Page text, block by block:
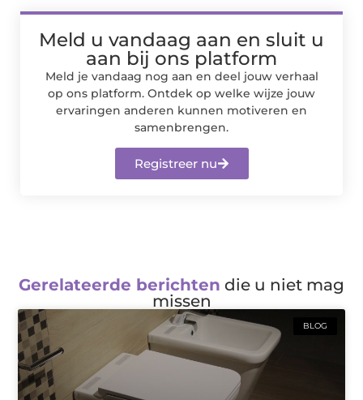
Meld u vandaag aan en sluit u
aan bij ons platform
Meld je vandaag nog aan en deel jouw verhaal
op ons platform. Ontdek op welke wijze jouw
ervaringen anderen kunnen motiveren en
samenbrengen.
Registreer nu
Gerelateerde berichten die u niet mag
missen
BLOG